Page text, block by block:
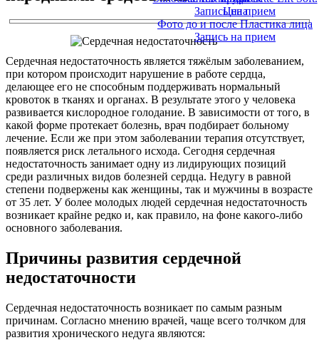
Цена
Фото до и после Пластика лица
Запись на прием
Запись на прием
Сердечная недостаточность является тяжёлым заболеванием,
при котором происходит нарушение в работе сердца,
делающее его не способным поддерживать нормальный
кровоток в тканях и органах. В результате этого у человека
развивается кислородное голодание. В зависимости от того, в
какой форме протекает болезнь, врач подбирает больному
лечение. Если же при этом заболевании терапия отсутствует,
появляется риск летального исхода. Сегодня сердечная
недостаточность занимает одну из лидирующих позиций
среди различных видов болезней сердца. Недугу в равной
степени подвержены как женщины, так и мужчины в возрасте
от 35 лет. У более молодых людей сердечная недостаточность
возникает крайне редко и, как правило, на фоне какого-либо
основного заболевания.
Причины развития сердечной
недостаточности
Сердечная недостаточность возникает по самым разным
причинам. Согласно мнению врачей, чаще всего толчком для
развития хронического недуга являются: